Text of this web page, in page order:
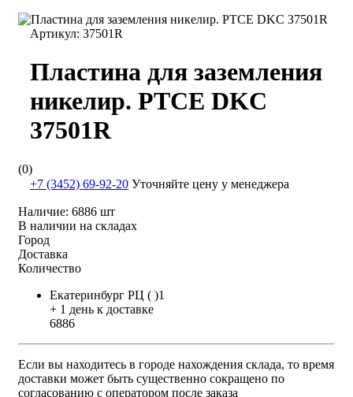
Артикул: 37501R
Пластина для заземления
никелир. PTCE DKC
37501R
(0)
+7 (3452) 69-92-20 Уточняйте цену у менеджера
Наличие: 6886 шт
В наличии на складах
Город
Доставка
Количество
Екатеринбург РЦ ( )1
+ 1 день к доставке
6886
Если вы находитесь в городе нахождения склада, то время
доставки может быть существенно сокращено по
согласованию с оператором после заказа